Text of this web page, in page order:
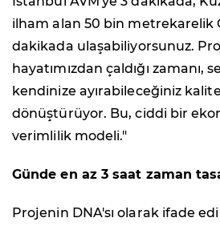
ilham alan 50 bin metrekarelik
dakikada ulaşabiliyorsunuz.
hayatımızdan çaldığı zamanı,
kendinize ayırabileceğiniz
dönüştürüyor. Bu, ciddi bir
verimlilik modeli."
Günde en az 3 saat zaman
Projenin DNA'sı olarak ifade